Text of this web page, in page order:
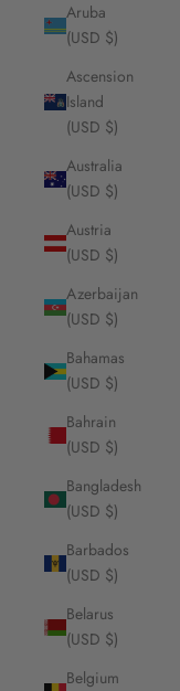
Aruba
(USD $)
Ascension
Island
(USD $)
Australia
(USD $)
Austria
(USD $)
Azerbaijan
(USD $)
Bahamas
(USD $)
Bahrain
(USD $)
Bangladesh
(USD $)
Barbados
(USD $)
Belarus
(USD $)
Belgium